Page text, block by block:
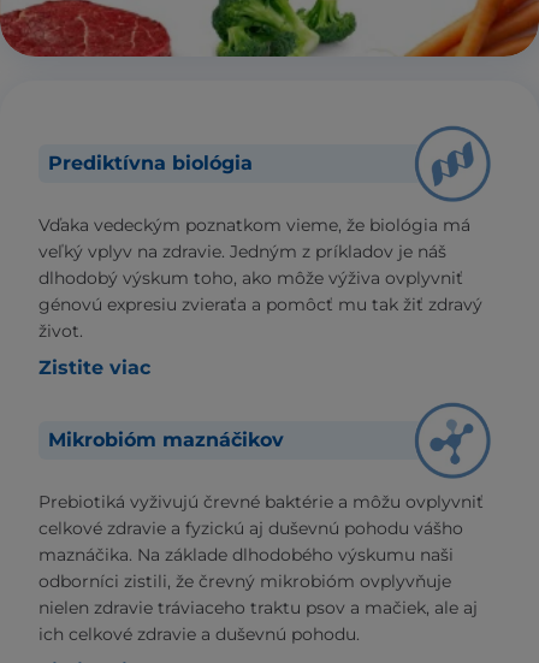
Prediktívna biológia
Vďaka vedeckým poznatkom vieme, že biológia má
veľký vplyv na zdravie. Jedným z príkladov je náš
dlhodobý výskum toho, ako môže výživa ovplyvniť
génovú expresiu zvieraťa a pomôcť mu tak žiť zdravý
život.
Zistite viac
Mikrobióm maznáčikov
Prebiotiká vyživujú črevné baktérie a môžu ovplyvniť
celkové zdravie a fyzickú aj duševnú pohodu vášho
maznáčika. Na základe dlhodobého výskumu naši
odborníci zistili, že črevný mikrobióm ovplyvňuje
nielen zdravie tráviaceho traktu psov a mačiek, ale aj
ich celkové zdravie a duševnú pohodu.